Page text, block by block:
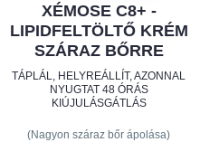
XÉMOSE C8+ -
LIPIDFELTÖLTŐ KRÉM
SZÁRAZ BŐRRE
TÁPLÁL, HELYREÁLLÍT, AZONNAL
NYUGTAT 48 ÓRÁS
KIÚJULÁSGÁTLÁS
(Nagyon száraz bőr ápolása)